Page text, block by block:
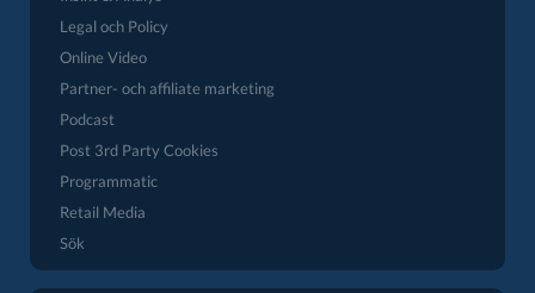
Legal och Policy
Online Video
Partner- och affiliate marketing
Podcast
Post 3rd Party Cookies
Programmatic
Retail Media
Sök